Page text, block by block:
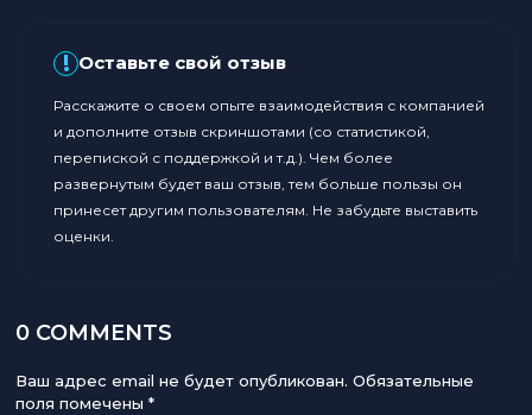
! Оставьте свой отзыв
Расскажите о своем опыте взаимодействия с компанией
и дополните отзыв скриншотами (со статистикой,
перепиской с поддержкой и т.д.). Чем более
развернутым будет ваш отзыв, тем больше пользы он
принесет другим пользователям. Не забудьте выставить
оценки.
0 COMMENTS
Ваш адрес email не будет опубликован. Обязательные
поля помечены *